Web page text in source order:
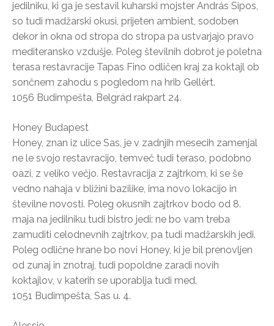
jedilniku, ki ga je sestavil kuharski mojster András Sipos,
so tudi madžarski okusi, prijeten ambient, sodoben
dekor in okna od stropa do stropa pa ustvarjajo pravo
mediteransko vzdušje. Poleg številnih dobrot je poletna
terasa restavracije Tapas Fino odličen kraj za koktajl ob
sončnem zahodu s pogledom na hrib Gellért.
1056 Budimpešta, Belgrád rakpart 24.
Honey Budapest
Honey, znan iz ulice Sas, je v zadnjih mesecih zamenjal
ne le svojo restavracijo, temveč tudi teraso, podobno
oazi, z veliko večjo. Restavracija z zajtrkom, ki se še
vedno nahaja v bližini bazilike, ima novo lokacijo in
številne novosti. Poleg okusnih zajtrkov bodo od 8.
maja na jedilniku tudi bistro jedi: ne bo vam treba
zamuditi celodnevnih zajtrkov, pa tudi madžarskih jedi.
Poleg odlične hrane bo novi Honey, ki je bil prenovljen
od zunaj in znotraj, tudi popoldne zaradi novih
koktajlov, v katerih se uporablja tudi med.
1051 Budimpešta, Sas u. 4.